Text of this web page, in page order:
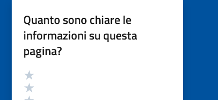
Quanto sono chiare le
informazioni su questa
pagina?
Valutazione